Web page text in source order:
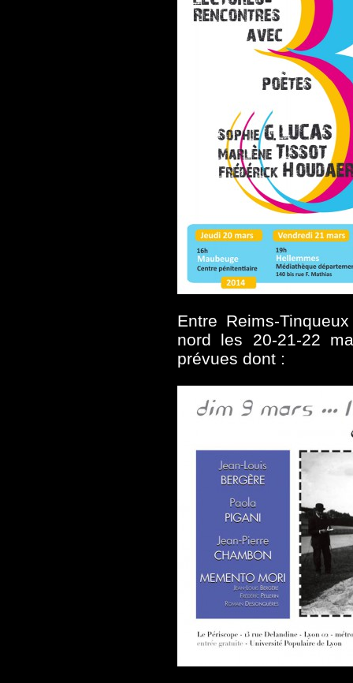
Entre Reims-
nord les 20-21-22
prévues dont :